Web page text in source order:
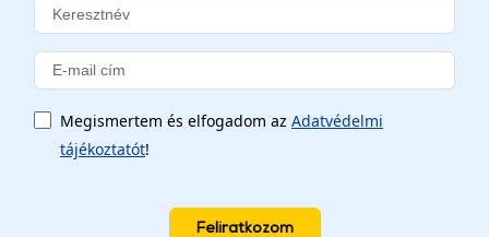
Megismertem és elfogadom az Adatvédelmi
tájékoztatót!
Feliratkozom